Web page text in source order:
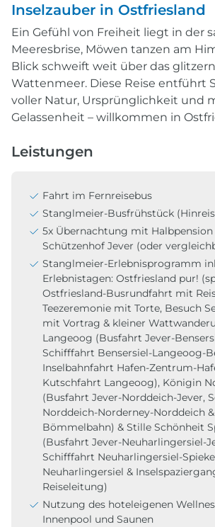
Inselzauber in Ostfriesland
Ein Gefühl von Freiheit liegt in der
Meeresbrise, Möwen tanzen am
Blick schweift weit über das
Wattenmeer. Diese Reise entführt
voller Natur, Ursprünglichkeit und
Gelassenheit – willkommen in
Leistungen
Fahrt im Fernreisebus
Stanglmeier-Busfrühstück
5x Übernachtung mit
Schützenhof Jever (oder
Stanglmeier-Erlebnisprogramm
Erlebnistagen: Ostfriesland pur!
Ostfriesland-Busrundfahrt mit
Teezeremonie mit Torte, Besuch
mit Vortrag & kleiner
Langeoog (Busfahrt Jever-
Schifffahrt Bensersiel-Langeoog-
Inselbahnfahrt Hafen-Zentrum-
Kutschfahrt Langeoog), Königin
(Busfahrt Jever-Norddeich-Jever,
Norddeich-Norderney-Norddeich
Bömmelbahn) & Stille Schönheit
(Busfahrt Jever-Neuharlingersiel-
Schifffahrt Neuharlingersiel-
Neuharlingersiel &
Reiseleitung)
Nutzung des hoteleigenen
Innenpool und Saunen